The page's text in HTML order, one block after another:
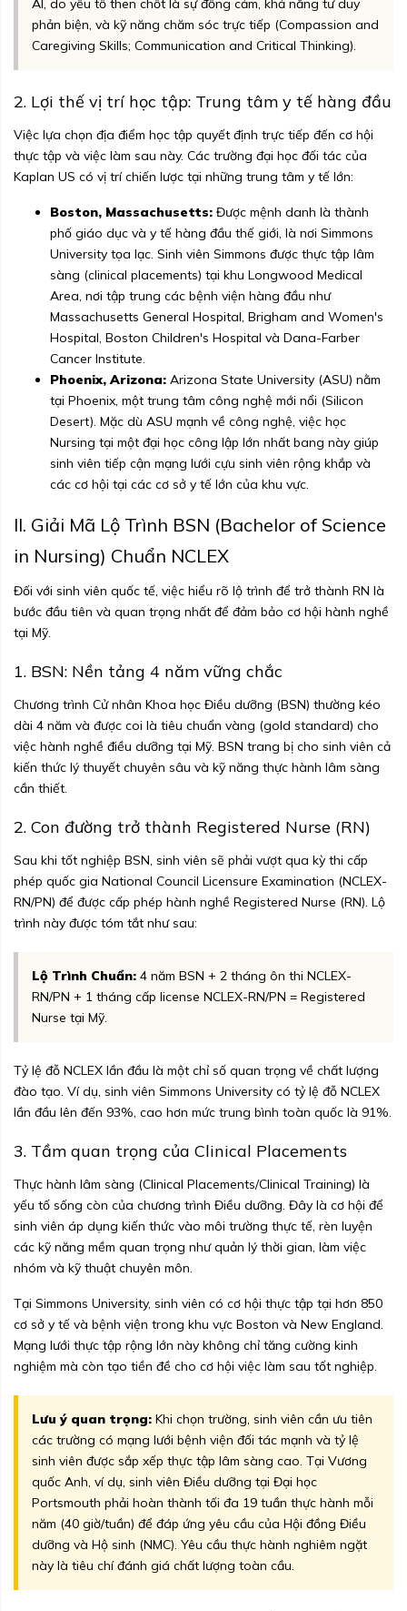
AI, do yếu tố then chốt là sự đồng cảm, khả năng tư duy
phản biện, và kỹ năng chăm sóc trực tiếp (Compassion and
Caregiving Skills; Communication and Critical Thinking).
2. Lợi thế vị trí học tập: Trung tâm y tế hàng đầu
Việc lựa chọn địa điểm học tập quyết định trực tiếp đến cơ hội
thực tập và việc làm sau này. Các trường đại học đối tác của
Kaplan US có vị trí chiến lược tại những trung tâm y tế lớn:
Boston, Massachusetts: Được mệnh danh là thành
phố giáo dục và y tế hàng đầu thế giới, là nơi Simmons
University tọa lạc. Sinh viên Simmons được thực tập lâm
sàng (clinical placements) tại khu Longwood Medical
Area, nơi tập trung các bệnh viện hàng đầu như
Massachusetts General Hospital, Brigham and Women's
Hospital, Boston Children's Hospital và Dana-Farber
Cancer Institute.
Phoenix, Arizona: Arizona State University (ASU) nằm
tại Phoenix, một trung tâm công nghệ mới nổi (Silicon
Desert). Mặc dù ASU mạnh về công nghệ, việc học
Nursing tại một đại học công lập lớn nhất bang này giúp
sinh viên tiếp cận mạng lưới cựu sinh viên rộng khắp và
các cơ hội tại các cơ sở y tế lớn của khu vực.
II. Giải Mã Lộ Trình BSN (Bachelor of Science
in Nursing) Chuẩn NCLEX
Đối với sinh viên quốc tế, việc hiểu rõ lộ trình để trở thành RN là
bước đầu tiên và quan trọng nhất để đảm bảo cơ hội hành nghề
tại Mỹ.
1. BSN: Nền tảng 4 năm vững chắc
Chương trình Cử nhân Khoa học Điều dưỡng (BSN) thường kéo
dài 4 năm và được coi là tiêu chuẩn vàng (gold standard) cho
việc hành nghề điều dưỡng tại Mỹ. BSN trang bị cho sinh viên cả
kiến thức lý thuyết chuyên sâu và kỹ năng thực hành lâm sàng
cần thiết.
2. Con đường trở thành Registered Nurse (RN)
Sau khi tốt nghiệp BSN, sinh viên sẽ phải vượt qua kỳ thi cấp
phép quốc gia National Council Licensure Examination (NCLEX-
RN/PN) để được cấp phép hành nghề Registered Nurse (RN). Lộ
trình này được tóm tắt như sau:
Lộ Trình Chuẩn: 4 năm BSN + 2 tháng ôn thi NCLEX-
RN/PN + 1 tháng cấp license NCLEX-RN/PN = Registered
Nurse tại Mỹ.
Tỷ lệ đỗ NCLEX lần đầu là một chỉ số quan trọng về chất lượng
đào tạo. Ví dụ, sinh viên Simmons University có tỷ lệ đỗ NCLEX
lần đầu lên đến 93%, cao hơn mức trung bình toàn quốc là 91%.
3. Tầm quan trọng của Clinical Placements
Thực hành lâm sàng (Clinical Placements/Clinical Training) là
yếu tố sống còn của chương trình Điều dưỡng. Đây là cơ hội để
sinh viên áp dụng kiến thức vào môi trường thực tế, rèn luyện
các kỹ năng mềm quan trọng như quản lý thời gian, làm việc
nhóm và kỹ thuật chuyên môn.
Tại Simmons University, sinh viên có cơ hội thực tập tại hơn 850
cơ sở y tế và bệnh viện trong khu vực Boston và New England.
Mạng lưới thực tập rộng lớn này không chỉ tăng cường kinh
nghiệm mà còn tạo tiền đề cho cơ hội việc làm sau tốt nghiệp.
Lưu ý quan trọng: Khi chọn trường, sinh viên cần ưu tiên
các trường có mạng lưới bệnh viện đối tác mạnh và tỷ lệ
sinh viên được sắp xếp thực tập lâm sàng cao. Tại Vương
quốc Anh, ví dụ, sinh viên Điều dưỡng tại Đại học
Portsmouth phải hoàn thành tối đa 19 tuần thực hành mỗi
năm (40 giờ/tuần) để đáp ứng yêu cầu của Hội đồng Điều
dưỡng và Hộ sinh (NMC). Yêu cầu thực hành nghiêm ngặt
này là tiêu chí đánh giá chất lượng toàn cầu.